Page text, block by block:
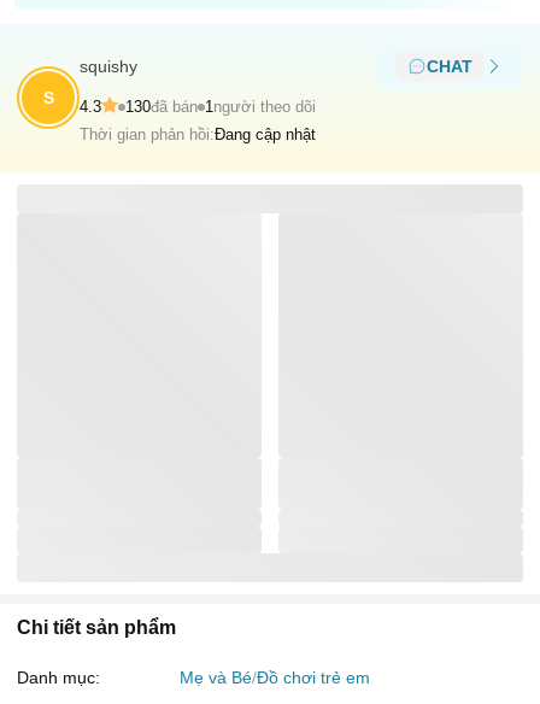
S
squishy CHAT
4.3 130đã bán 1 người theo dõi
Thời gian phản hồi:Đang cập nhật
Chi tiết sản phẩm
Danh mục: Mẹ và Bé Đồ chơi trẻ em